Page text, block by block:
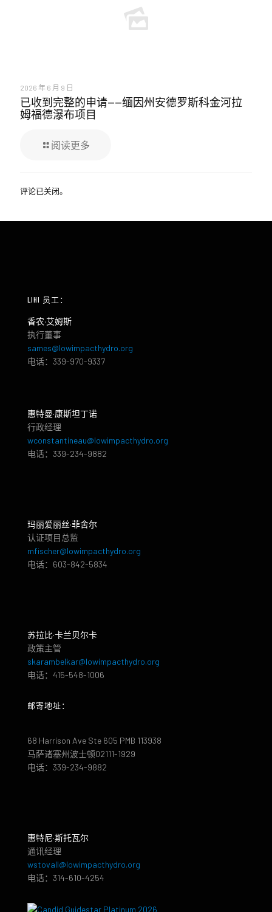
2026 年 6 月 9 日
已收到完整的申请——缅因州安德罗斯科金河拉
姆福德瀑布项目
阅读更多
评论已关闭。
LIHI 员工：
香农·艾姆斯
执行董事
sames@lowimpacthydro.org
电话：339-970-9337
惠特曼·康斯坦丁诺
行政经理
wconstantineau@lowimpacthydro.org
电话：339-234-9882
玛丽爱丽丝·菲舍尔
认证项目总监
mfischer@lowimpacthydro.org
电话：603-842-5834
苏拉比·卡兰贝尔卡
政策主管
skarambelkar@lowimpacthydro.org
电话：415-548-1006
邮寄地址：
68 Harrison Ave Ste 605 PMB 113938
马萨诸塞州波士顿02111-1929
电话：339-234-9882
惠特尼·斯托瓦尔
通讯经理
wstovall@lowimpacthydro.org
电话：314-610-4254